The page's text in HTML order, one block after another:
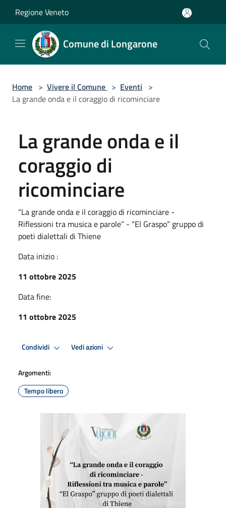
Regione Veneto
Comune di Longarone
Home > Vivere il Comune > Eventi >
La grande onda e il coraggio di ricominciare
La grande onda e il
coraggio di
ricominciare
“La grande onda e il coraggio di ricominciare -
Riflessioni tra musica e parole” - “El Graspo” gruppo di
poeti dialettali di Thiene
Data inizio :
11 ottobre 2025
Data fine:
11 ottobre 2025
Condividi Vedi azioni
Argomenti:
Tempo libero